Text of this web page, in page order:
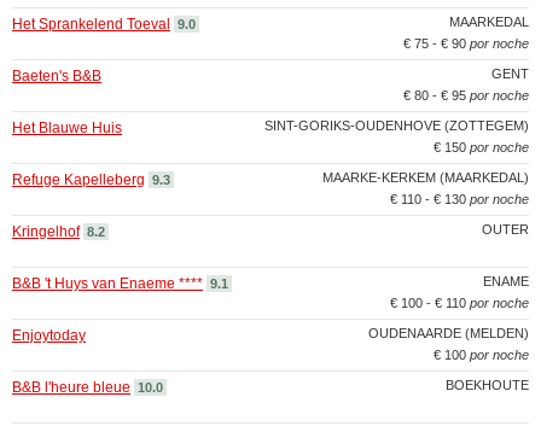
MAARKEDAL
Het Sprankelend Toeval
9.0
€ 75 - € 90 por noche
GENT
Baeten's B&B
€ 80 - € 95 por noche
SINT-GORIKS-OUDENHOVE (ZOTTEGEM)
Het Blauwe Huis
€ 150 por noche
MAARKE-KERKEM (MAARKEDAL)
Refuge Kapelleberg 9.3
€ 110 - € 130 por noche
OUTER
Kringelhof 8.2
ENAME
B&B 't Huys van Enaeme **** 9.1
€ 100 - € 110 por noche
OUDENAARDE (MELDEN)
Enjoytoday
€ 100 por noche
BOEKHOUTE
B&B l'heure bleue 10.0